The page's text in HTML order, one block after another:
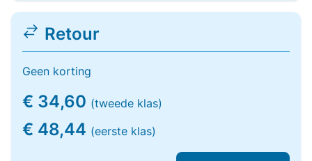
Retour
Geen korting
€ 34,60 (tweede klas)
€ 48,44 (eerste klas)